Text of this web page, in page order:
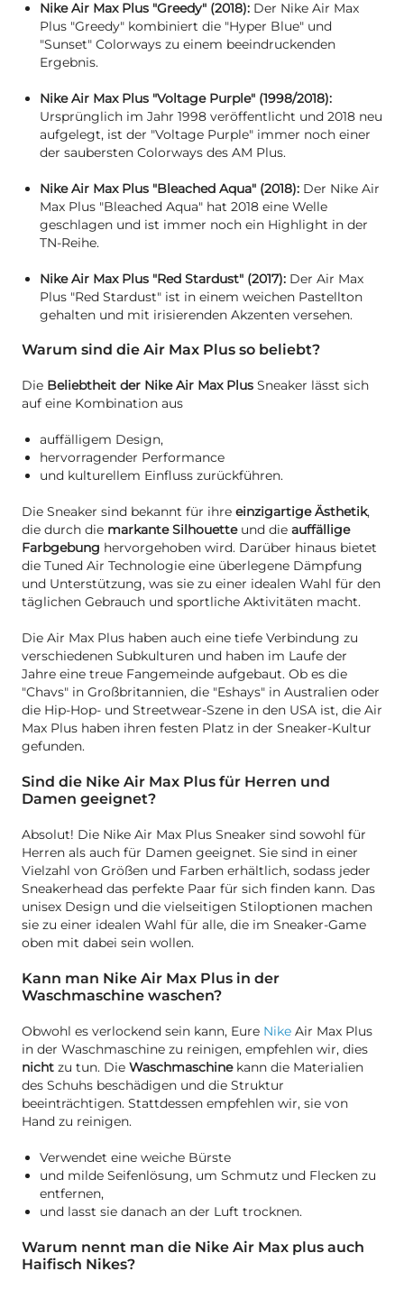
Nike Air Max Plus "Greedy" (2018): Der Nike Air Max
Plus "Greedy" kombiniert die "Hyper Blue" und
"Sunset" Colorways zu einem beeindruckenden
Ergebnis.
Nike Air Max Plus "Voltage Purple" (1998/2018):
Ursprünglich im Jahr 1998 veröffentlicht und 2018 neu
aufgelegt, ist der "Voltage Purple" immer noch einer
der saubersten Colorways des AM Plus.
Nike Air Max Plus "Bleached Aqua" (2018): Der Nike Air
Max Plus "Bleached Aqua" hat 2018 eine Welle
geschlagen und ist immer noch ein Highlight in der
TN-Reihe.
Nike Air Max Plus "Red Stardust" (2017): Der Air Max
Plus "Red Stardust" ist in einem weichen Pastellton
gehalten und mit irisierenden Akzenten versehen.
Warum sind die Air Max Plus so beliebt?
Die Beliebtheit der Nike Air Max Plus Sneaker lässt sich
auf eine Kombination aus
auffälligem Design,
hervorragender Performance
und kulturellem Einfluss zurückführen.
Die Sneaker sind bekannt für ihre einzigartige Ästhetik,
die durch die markante Silhouetteund die auffällige
Farbgebung hervorgehoben wird. Darüber hinaus bietet
die Tuned Air Technologie eine überlegene Dämpfung
und Unterstützung, was sie zu einer idealen Wahl für den
täglichen Gebrauch und sportliche Aktivitäten macht.
Die Air Max Plus haben auch eine tiefe Verbindung zu
verschiedenen Subkulturen und haben im Laufe der
Jahre eine treue Fangemeinde aufgebaut. Ob es die
"Chavs" in Großbritannien, die "Eshays" in Australien oder
die Hip-Hop- und Streetwear-Szene in den USA ist, die Air
Max Plus haben ihren festen Platz in der Sneaker-Kultur
gefunden.
Sind die Nike Air Max Plus für Herren und
Damen geeignet?
Absolut! Die Nike Air Max Plus Sneaker sind sowohl für
Herren als auch für Damen geeignet. Sie sind in einer
Vielzahl von Größen und Farben erhältlich, sodass jeder
Sneakerhead das perfekte Paar für sich finden kann. Das
unisex Design und die vielseitigen Stiloptionen machen
sie zu einer idealen Wahl für alle, die im Sneaker-Game
oben mit dabei sein wollen.
Kann man Nike Air Max Plus in der
Waschmaschine waschen?
Obwohl es verlockend sein kann, Eure Nike Air Max Plus
in der Waschmaschine zu reinigen, empfehlen wir, dies
nicht zu tun. Die Waschmaschinekann die Materialien
des Schuhs beschädigen und die Struktur
beeinträchtigen. Stattdessen empfehlen wir, sie von
Hand zu reinigen.
Verwendet eine weiche Bürste
und milde Seifenlösung, um Schmutz und Flecken zu
entfernen,
und lasst sie danach an der Luft trocknen.
Warum nennt man die Nike Air Max plus auch
Haifisch Nikes?